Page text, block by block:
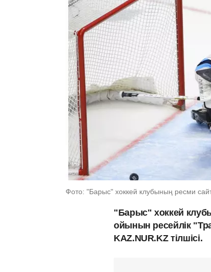
Фото: "Барыс" хоккей клубының ресми
"Барыс" хоккей
ойынын ресейлік
KAZ.NUR.KZ тілшісі.